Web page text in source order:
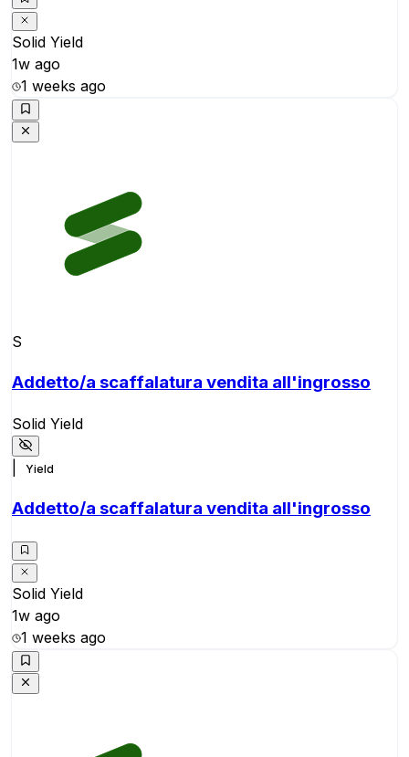
Solid Yield
1w ago
1 weeks ago
S
Addetto/a scaffalatura vendita all'ingrosso
Solid Yield
Yield
Addetto/a scaffalatura vendita all'ingrosso
Solid Yield
1w ago
1 weeks ago